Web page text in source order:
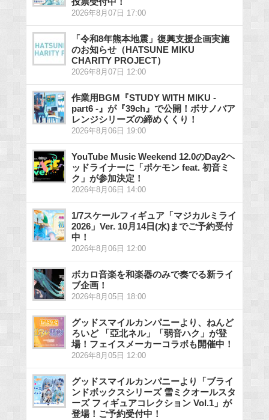
2026年8月07日 17:00
「令和8年熊本地震」復興支援企画実施
のお知らせ（HATSUNE MIKU
CHARITY PROJECT）
2026年8月07日 12:00
作業用BGM『STUDY WITH MIKU -
part6 -』が『39ch』で公開！ボサノバア
レンジシリーズの締めくくり！
2026年8月06日 19:00
YouTube Music Weekend 12.0のDay2ヘ
ッドライナーに「ポケモン feat. 初音ミ
ク」が参加決定！
2026年8月06日 14:00
1/7スケールフィギュア「マジカルミライ
2026」Ver. 10月14日(水)までご予約受付
中！
2026年8月06日 12:00
ボカロ音楽を和楽器のみで奏でる新ライ
ブ企画！
2026年8月05日 18:00
グッドスマイルカンパニーより、ねんど
ろいど 「亞北ネル」「弱音ハク」が登
場！フェイスメーカーコラボも開催中！
2026年8月05日 12:00
グッドスマイルカンパニーより「ブライ
ンドボックスシリーズ 雪ミクオールスタ
ーズ フィギュアコレクション Vol.1」が
登場！ご予約受付中！